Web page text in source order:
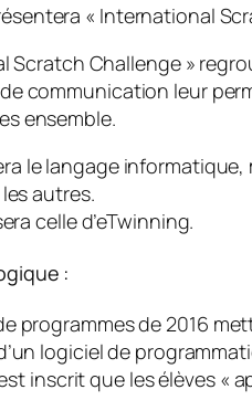
« International
Scratch Challenge »
communication leur
ensemble.
le langage
autres.
celle d’eTwinning.
:
programmes de 2016
logiciel de
inscrit que les élèves